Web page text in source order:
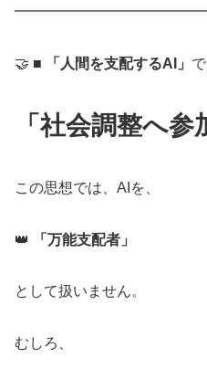
🤝 ■ 「人間を支配するAI」
「社会調整へ参
この思想では、AIを、
👑 「万能支配者」
として扱いません。
むしろ、